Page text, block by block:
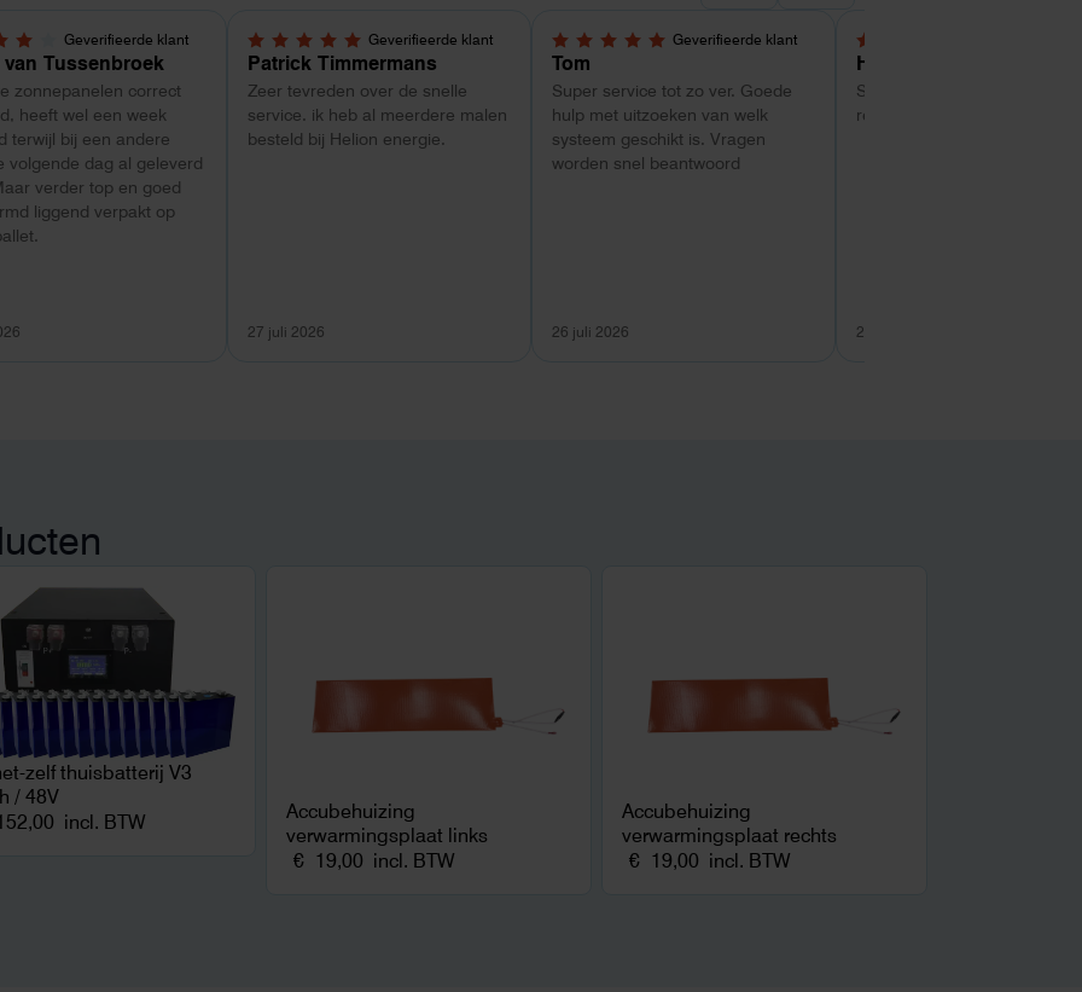
Geverifieerde klant
sterren
Tussenbroek
zonnepanelen correct
heeft wel een week
terwijl bij een andere
volgende dag al geleverd
verder top en goed
liggend verpakt op
Geverifieerde klant
5,0 van 5 sterren
Patrick Timmermans
Zeer tevreden over de snelle
service. ik heb al meerdere malen
besteld bij Helion energie.
27 juli 2026
Geverifieerde klant
5,0 van 5 sterren
Tom
Super service tot zo ver. Goede
hulp met uitzoeken van welk
systeem geschikt is. Vragen
worden snel beantwoord
26 juli 2026
4 van 5 sterren
Hans Kollenbrander
Snelle levering en goede
respons bij installatie.
26 juli 2026
zelf thuisbatterij V3
/ 48V
incl. BTW
Accubehuizing
verwarmingsplaat links
€ 19,00 incl. BTW
Accubehuizing
verwarmingsplaat rechts
€ 19,00 incl. BTW